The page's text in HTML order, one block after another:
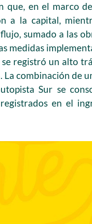
que, en el marco
a la capital,
sumado a las
medidas
registró un alto
combinación de
Sur se
en el